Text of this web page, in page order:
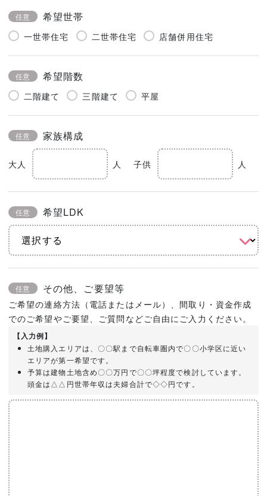
任意 希望世帯
一世帯住宅 二世帯住宅 店舗併用住宅
任意 希望階数
二階建て 三階建て 平屋
任意 家族構成
大人 人 子供 人
任意 希望LDK
任意 その他、ご要望等
ご希望の連絡方法（電話またはメール）、間取り・資金作成
でのご希望やご要望、ご質問などご自由にご入力ください。
【入力例】
土地購入エリアは、〇〇駅まで自転車圏内で〇〇小学区に近い
エリアが第一希望です。
予算は建物土地含め〇〇万円で〇〇坪程度で検討しています。
頭金は△△円世帯年収は夫婦合計で◇◇円です。